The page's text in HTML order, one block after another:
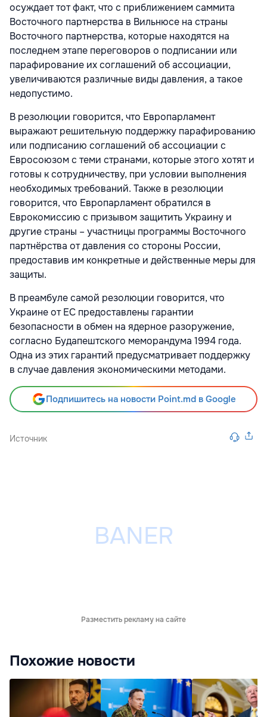
осуждает тот факт, что с приближением саммита
Восточного партнерства в Вильнюсе на страны
Восточного партнерства, которые находятся на
последнем этапе переговоров о подписании или
парафирование их соглашений об ассоциации,
увеличиваются различные виды давления, а такое
недопустимо.
В резолюции говорится, что Европарламент
выражают решительную поддержку парафированию
или подписанию соглашений об ассоциации с
Евросоюзом с теми странами, которые этого хотят и
готовы к сотрудничеству, при условии выполнения
необходимых требований. Также в резолюции
говорится, что Европарламент обратился в
Еврокомиссию с призывом защитить Украину и
другие страны – участницы программы Восточного
партнёрства от давления со стороны России,
предоставив им конкретные и действенные меры для
защиты.
В преамбуле самой резолюции говорится, что
Украине от ЕС предоставлены гарантии
безопасности в обмен на ядерное разоружение,
согласно Будапештского меморандума 1994 года.
Одна из этих гарантий предусматривает поддержку
в случае давления экономическими методами.
Подпишитесь на новости Point.md в Google
Источник
Разместить рекламу на сайте
Похожие новости